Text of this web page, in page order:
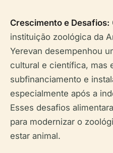
Crescimento e Desafios:
instituição zoológica da
Yerevan desempenhou
cultural e científica, mas
subfinanciamento e
especialmente após a
Esses desafios
para modernizar o
estar animal.